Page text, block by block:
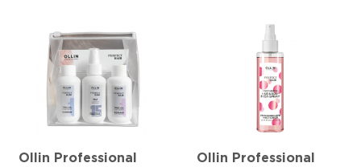
Ollin Professional Ollin Professional